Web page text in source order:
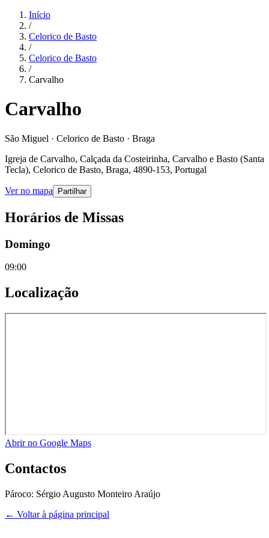
Início
/
Celorico de Basto
/
Celorico de Basto
/
Carvalho
Carvalho
São Miguel · Celorico de Basto · Braga
Igreja de Carvalho, Calçada da Costeirinha, Carvalho e Basto (Santa
Tecla), Celorico de Basto, Braga, 4890-153, Portugal
Ver no mapa Partilhar
Horários de Missas
Domingo
09:00
Localização
Abrir no Google Maps
Contactos
Pároco: Sérgio Augusto Monteiro Araújo
← Voltar à página principal